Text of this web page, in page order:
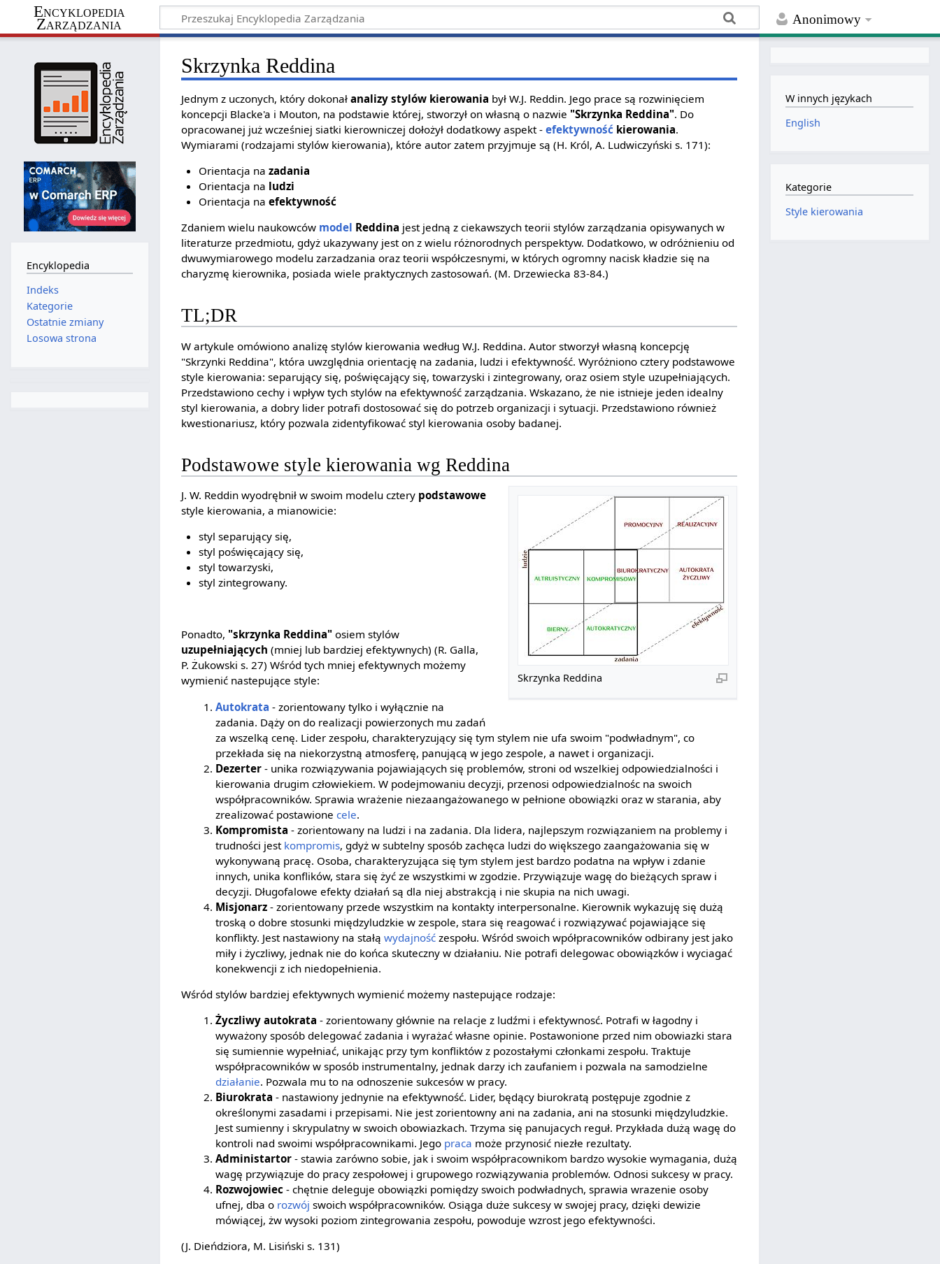
Anonimowy
Encyklopedia
Zarządzania
Skrzynka Reddina
Jednym z uczonych, który dokonałanalizy stylów kierowania był W.J. Reddin. Jego prace są rozwinięciem
koncepcji Blacke'a i Mouton, na podstawie której, stworzył on własną o nazwie "Skrzynka Reddina". Do
opracowanej już wcześniej siatki kierowniczej dołożył dodatkowy aspekt -efektywność kierowania.
Wymiarami (rodzajami stylów kierowania), które autor zatem przyjmuje są (H. Król, A. Ludwiczyński s. 171):
Orientacja na zadania
Orientacja na ludzi
Orientacja na efektywność
Zdaniem wielu naukowców model Reddina jest jedną z ciekawszych teorii stylów zarządzania opisywanych w
literaturze przedmiotu, gdyż ukazywany jest on z wielu różnorodnych perspektyw. Dodatkowo, w odróżnieniu od
dwuwymiarowego modelu zarzadzania oraz teorii współczesnymi, w których ogromny nacisk kładzie się na
charyzmę kierownika, posiada wiele praktycznych zastosowań. (M. Drzewiecka 83-84.)
TL;DR
W artykule omówiono analizę stylów kierowania według W.J. Reddina. Autor stworzył własną koncepcję
"Skrzynki Reddina", która uwzględnia orientację na zadania, ludzi i efektywność. Wyróżniono cztery podstawowe
style kierowania: separujący się, poświęcający się, towarzyski i zintegrowany, oraz osiem style uzupełniających.
Przedstawiono cechy i wpływ tych stylów na efektywność zarządzania. Wskazano, że nie istnieje jeden idealny
styl kierowania, a dobry lider potrafi dostosować się do potrzeb organizacji i sytuacji. Przedstawiono również
kwestionariusz, który pozwala zidentyfikować styl kierowania osoby badanej.
Podstawowe style kierowania wg Reddina
Skrzynka Reddina
J. W. Reddin wyodrębnił w swoim modelu cztery podstawowe
style kierowania, a mianowicie:
styl separujący się,
styl poświęcający się,
styl towarzyski,
styl zintegrowany.
Ponadto, "skrzynka Reddina" osiem stylów
uzupełniających (mniej lub bardziej efektywnych) (R. Galla,
P. Żukowski s. 27) Wśród tych mniej efektywnych możemy
wymienić nastepujące style:
Autokrata - zorientowany tylko i wyłącznie na
zadania. Dąży on do realizacji powierzonych mu zadań
za wszelką cenę. Lider zespołu, charakteryzujący się tym stylem nie ufa swoim "podwładnym", co
przekłada się na niekorzystną atmosferę, panującą w jego zespole, a nawet i organizacji.
Dezerter - unika rozwiązywania pojawiających się problemów, stroni od wszelkiej odpowiedzialności i
kierowania drugim człowiekiem. W podejmowaniu decyzji, przenosi odpowiedzialnośc na swoich
współpracowników. Sprawia wrażenie niezaangażowanego w pełnione obowiązki oraz w starania, aby
zrealizować postawione cele.
Kompromista - zorientowany na ludzi i na zadania. Dla lidera, najlepszym rozwiązaniem na problemy i
trudności jest kompromis, gdyż w subtelny sposób zachęca ludzi do większego zaangażowania się w
wykonywaną pracę. Osoba, charakteryzująca się tym stylem jest bardzo podatna na wpływ i zdanie
innych, unika konflików, stara się żyć ze wszystkimi w zgodzie. Przywiązuje wagę do bieżących spraw i
decyzji. Długofalowe efekty działań są dla niej abstrakcją i nie skupia na nich uwagi.
Misjonarz - zorientowany przede wszystkim na kontakty interpersonalne. Kierownik wykazuję się dużą
troską o dobre stosunki międzyludzkie w zespole, stara się reagować i rozwiązywać pojawiające się
konflikty. Jest nastawiony na stałą wydajność zespołu. Wśród swoich wpółpracowników odbirany jest jako
miły i życzliwy, jednak nie do końca skuteczny w działaniu. Nie potrafi delegowac obowiązków i wyciagać
konekwencji z ich niedopełnienia.
Wśród stylów bardziej efektywnych wymienić możemy nastepujące rodzaje:
Życzliwy autokrata - zorientowany głównie na relacje z ludźmi i efektywnosć. Potrafi w łagodny i
wyważony sposób delegować zadania i wyrażać własne opinie. Postawonione przed nim obowiazki stara
się sumiennie wypełniać, unikając przy tym konfliktów z pozostałymi członkami zespołu. Traktuje
współpracowników w sposób instrumentalny, jednak darzy ich zaufaniem i pozwala na samodzielne
działanie. Pozwala mu to na odnoszenie sukcesów w pracy.
Biurokrata - nastawiony jednynie na efektywność. Lider, będący biurokratą postępuje zgodnie z
określonymi zasadami i przepisami. Nie jest zorientowny ani na zadania, ani na stosunki międzyludzkie.
Jest sumienny i skrypulatny w swoich obowiazkach. Trzyma się panujacych reguł. Przykłada dużą wagę do
kontroli nad swoimi współpracownikami. Jego praca może przynosić niezłe rezultaty.
Administartor - stawia zarówno sobie, jak i swoim współpracownikom bardzo wysokie wymagania, dużą
wagę przywiązuje do pracy zespołowej i grupowego rozwiązywania problemów. Odnosi sukcesy w pracy.
Rozwojowiec - chętnie deleguje obowiązki pomiędzy swoich podwładnych, sprawia wrazenie osoby
ufnej, dba o rozwój swoich współpracowników. Osiąga duże sukcesy w swojej pracy, dzięki dewizie
mówiącej, żw wysoki poziom zintegrowania zespołu, powoduje wzrost jego efektywności.
(J. Dieńdziora, M. Lisiński s. 131)
Encyklopedia
Indeks
Kategorie
Ostatnie zmiany
Losowa strona
W innych językach
English
Kategorie
Style kierowania